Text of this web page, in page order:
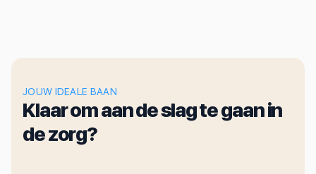
JOUW IDEALE BAAN
Klaar om aan de slag te gaan in
de zorg?